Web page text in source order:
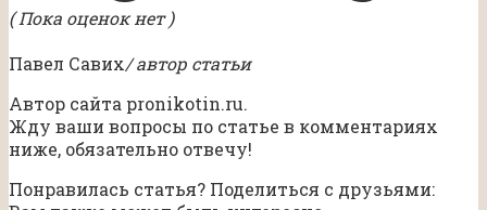
( Пока оценок нет )
Павел Савих/ автор статьи
Автор сайта pronikotin.ru.
Жду ваши вопросы по статье в комментариях
ниже, обязательно отвечу!
Понравилась статья? Поделиться с друзьями: